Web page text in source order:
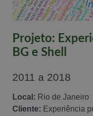
Projeto:
BG e Shell
2011 a 2018
Local: Rio de Janeiro
Cliente: Experiência